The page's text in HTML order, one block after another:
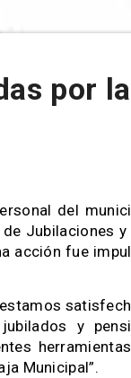
por
del
Jubilaciones
acción fue
y
Municipal”.